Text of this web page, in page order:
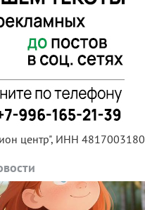
центр", ИНН 4817003180